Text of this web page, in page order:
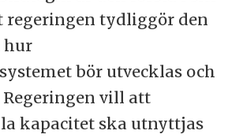
regeringen tydliggör den
hur
bör utvecklas och
vill att
kapacitet ska utnyttjas